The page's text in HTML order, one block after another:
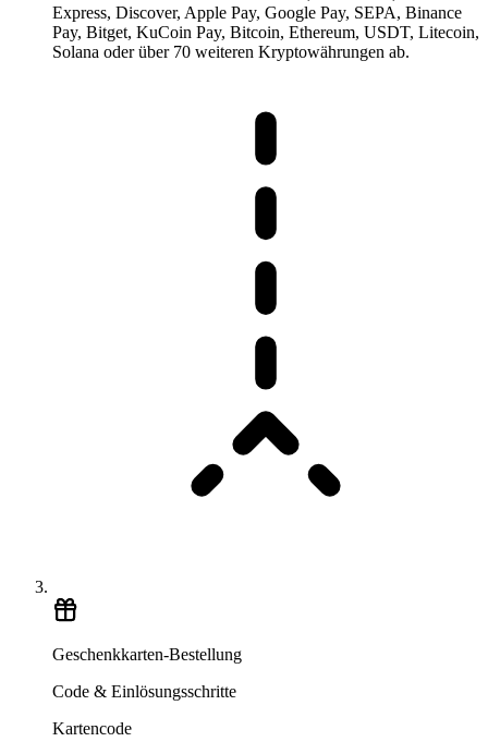
Express, Discover, Apple Pay, Google Pay, SEPA, Binance
Pay, Bitget, KuCoin Pay, Bitcoin, Ethereum, USDT, Litecoin,
Solana oder über 70 weiteren Kryptowährungen ab.
Geschenkkarten-Bestellung
Code & Einlösungsschritte
Kartencode